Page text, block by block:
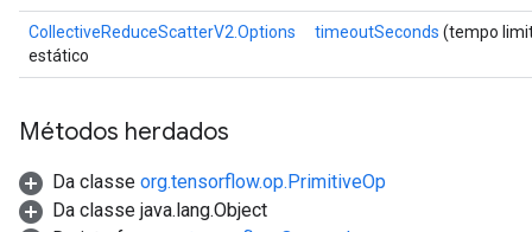
CollectiveReduceScatterV2.Options
estático
timeoutSeconds (tempo
Métodos herdados
Da classe org.tensorflow.op.PrimitiveOp
Da classe java.lang.Object